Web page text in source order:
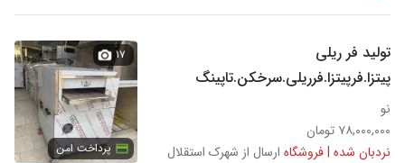
تولید فر ریلی
پیتزا.فرپیتزا.فرریلی.سرخکن.تاپینگ
نو
۷۸,۰۰۰,۰۰۰ تومان
نردبان شده | فروشگاه ارسال از شهرک استقلال
۱۷
پرداخت امن